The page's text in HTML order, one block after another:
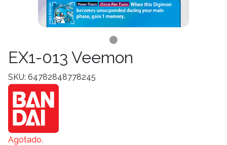
EX1-013 Veemon
SKU: 64782848778245
Agotado.